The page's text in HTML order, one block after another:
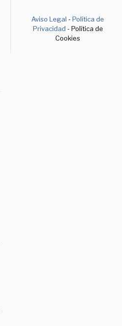
Aviso Legal -Política de
Privacidad - Política de
Cookies